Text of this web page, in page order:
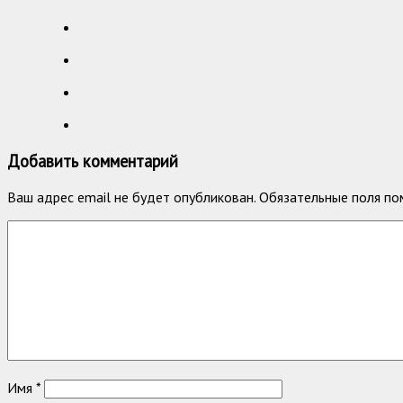
Добавить комментарий
Ваш адрес email не будет опубликован. Обязательные поля
Имя *